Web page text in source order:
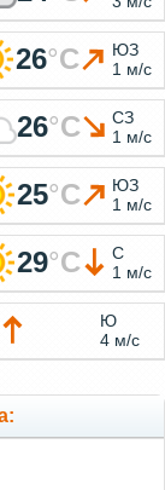
26°C
ЮЗ
1 м/с
26°C
СЗ
1 м/с
25°C
ЮЗ
1 м/с
29°C
С
1 м/с
Ю
4 м/с